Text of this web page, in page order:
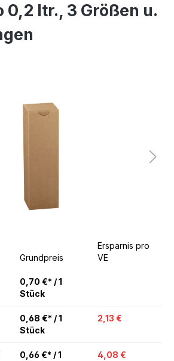
ltr., 3 Größen u.
Grundpreis
Ersparnis pro
VE
0,70 €* / 1
Stück
0,68 €* / 1
Stück
2,13 €
0,66 €* / 1
4,08 €